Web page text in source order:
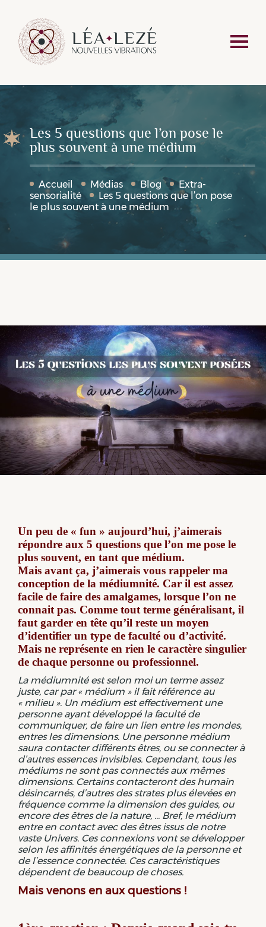
Les 5 questions que l’on pose le
plus souvent à une médium
Accueil Médias Blog
Extra-
sensorialité
Les 5 questions que l’on pose
le plus souvent à une médium
Un peu de « fun » aujourd’hui, j’aimerais
répondre aux 5 questions que l’on me pose le
plus souvent, en tant que médium.
Mais avant ça, j’aimerais vous rappeler ma
conception de la médiumnité. Car il est assez
facile de faire des amalgames, lorsque l’on ne
connait pas. Comme tout terme généralisant, il
faut garder en tête qu’il reste un moyen
d’identifier un type de faculté ou d’activité.
Mais ne représente en rien le caractère singulier
de chaque personne ou professionnel.
La médiumnité est selon moi un terme assez
juste, car par « médium » il fait référence au
« milieu ». Un médium est effectivement une
personne ayant développé la faculté de
communiquer, de faire un lien entre les mondes,
entres les dimensions. Une personne médium
saura contacter différents êtres, ou se connecter à
d’autres essences invisibles. Cependant, tous les
médiums ne sont pas connectés aux mêmes
dimensions. Certains contacteront des humain
désincarnés, d’autres des strates plus élevées en
fréquence comme la dimension des guides, ou
encore des êtres de la nature, … Bref, le médium
entre en contact avec des êtres issus de notre
vaste Univers. Ces connexions vont se développer
selon les affinités énergétiques de la personne et
de l’essence connectée. Ces caractéristiques
dépendent de beaucoup de choses.
Mais venons en aux questions !